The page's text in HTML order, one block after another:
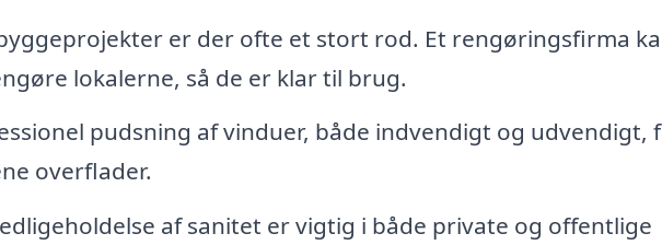
er der ofte et stort rod. Et rengøringsfirma
lokalerne, så de er klar til brug.
pudsning af vinduer, både indvendigt og udvendigt,
overflader.
af sanitet er vigtig i både private og offentlige